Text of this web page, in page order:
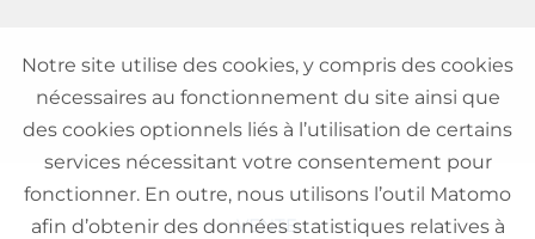
VENTE
Notre site utilise des cookies, y compris des cookies
nécessaires au fonctionnement du site ainsi que
des cookies optionnels liés à l’utilisation de certains
services nécessitant votre consentement pour
fonctionner. En outre, nous utilisons l’outil Matomo
afin d’obtenir des données statistiques relatives à